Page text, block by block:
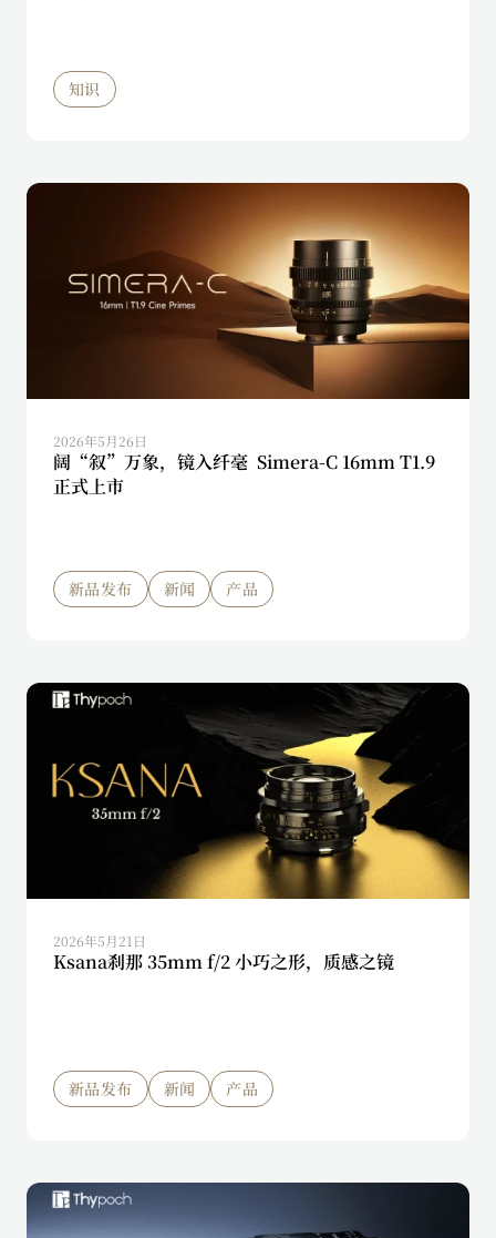
知识
2026年5月26日
阔“叙”万象，镜入纤毫 Simera-C 16mm T1.9
正式上市
新品发布 新闻 产品
2026年5月21日
Ksana刹那 35mm f/2 小巧之形，质感之镜
新品发布 新闻 产品